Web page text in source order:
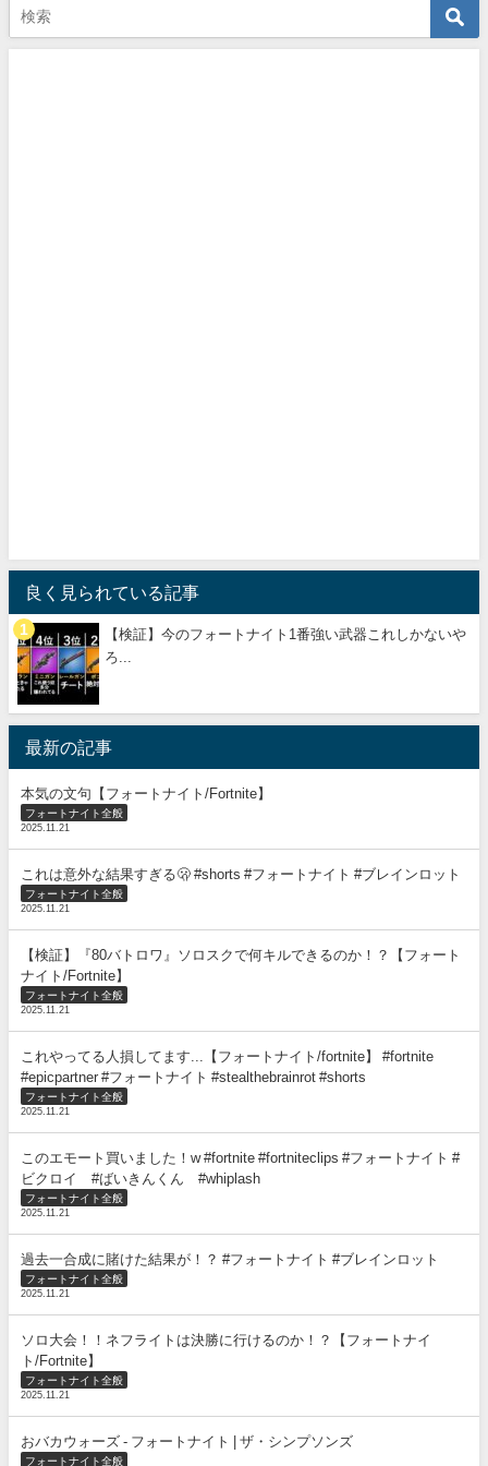
良く見られている記事
【検証】今のフォートナイト1番強い武器これしかないや
ろ...
最新の記事
本気の文句【フォートナイト/Fortnite】
フォートナイト全般
2025.11.21
これは意外な結果すぎる🫢 #shorts #フォートナイト #ブレインロット
フォートナイト全般
2025.11.21
【検証】『80バトロワ』ソロスクで何キルできるのか！？【フォート
ナイト/Fortnite】
フォートナイト全般
2025.11.21
これやってる人損してます...【フォートナイト/fortnite】 #fortnite
#epicpartner #フォートナイト #stealthebrainrot #shorts
フォートナイト全般
2025.11.21
このエモート買いました！w #fortnite #fortniteclips #フォートナイト #
ビクロイ #ばいきんくん #whiplash
フォートナイト全般
2025.11.21
過去一合成に賭けた結果が！？ #フォートナイト #ブレインロット
フォートナイト全般
2025.11.21
ソロ大会！！ネフライトは決勝に行けるのか！？【フォートナイ
ト/Fortnite】
フォートナイト全般
2025.11.21
おバカウォーズ - フォートナイト | ザ・シンプソンズ
フォートナイト全般